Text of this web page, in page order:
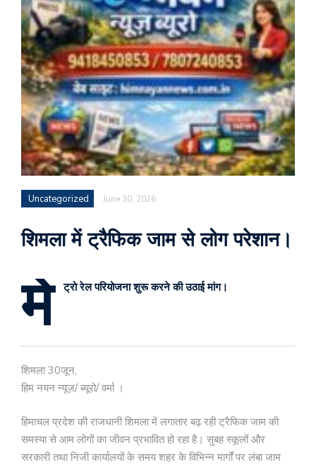
Uncategorized June 30, 2026
शिमला में ट्रैफिक जाम से लोग परेशान।
मे ट्रो रेल परियोजना शुरू करने की उठाई मांग।
शिमला 30जून,
हिम नयन न्यूज़/ ब्यूरो/ वर्मा ।
हिमाचल प्रदेश की राजधानी शिमला में लगातार बढ़ रही ट्रैफिक जाम की
समस्या से आम लोगों का जीवन प्रभावित हो रहा है। सुबह स्कूलों और
सरकारी तथा निजी कार्यालयों के समय शहर के विभिन्न मार्गों पर लंबा जाम